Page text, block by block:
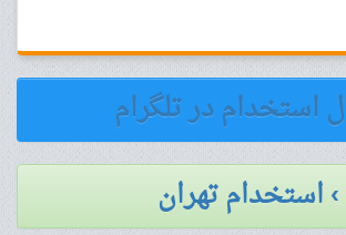
استخدام در تلگرام
› استخدام تهران